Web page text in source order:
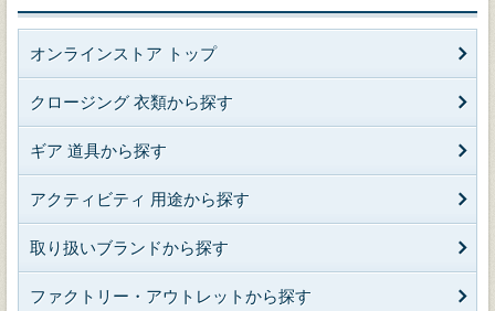
オンラインストア トップ
クロージング 衣類から探す
ギア 道具から探す
アクティビティ 用途から探す
取り扱いブランドから探す
ファクトリー・アウトレットから探す